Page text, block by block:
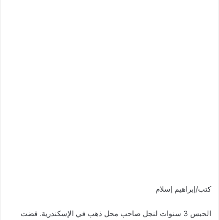
كتب/إبراهيم إسلام
الحبس 3 سنوات لنجل صاحب محل ذهب في الإسكندرية. قضت